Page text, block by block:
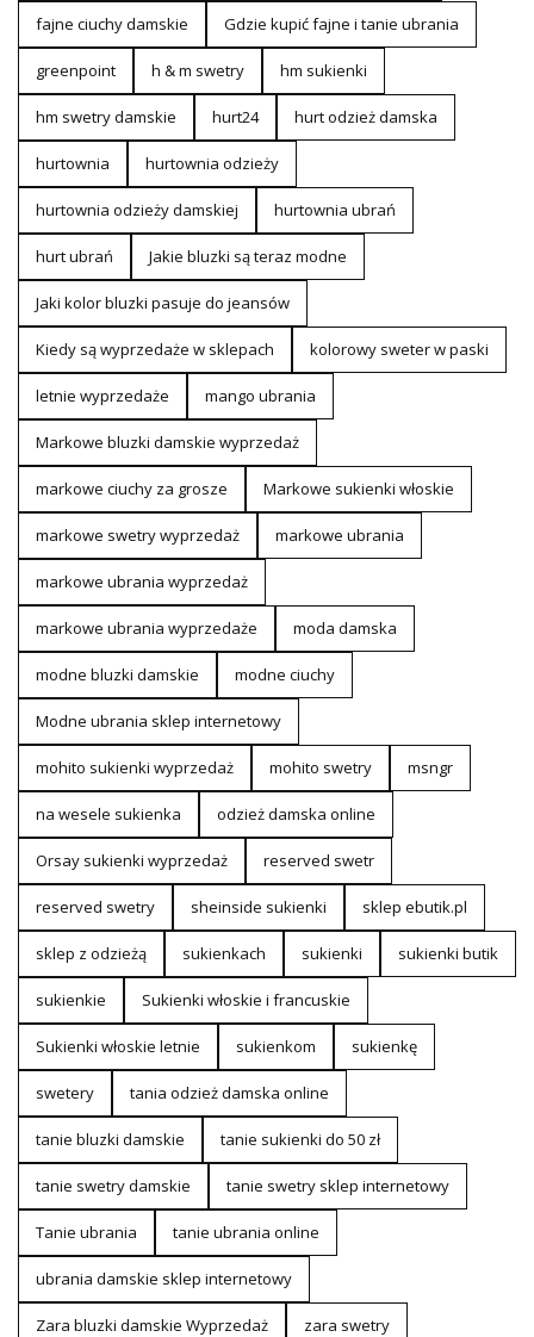
fajne ciuchy damskie Gdzie kupić fajne i tanie ubrania
greenpoint h & m swetry hm sukienki
hm swetry damskie hurt24 hurt odzież damska
hurtownia hurtownia odzieży
hurtownia odzieży damskiej hurtownia ubrań
hurt ubrań Jakie bluzki są teraz modne
Jaki kolor bluzki pasuje do jeansów
Kiedy są wyprzedaże w sklepach kolorowy sweter w paski
letnie wyprzedaże mango ubrania
Markowe bluzki damskie wyprzedaż
markowe ciuchy za grosze Markowe sukienki włoskie
markowe swetry wyprzedaż markowe ubrania
markowe ubrania wyprzedaż
markowe ubrania wyprzedaże moda damska
modne bluzki damskie modne ciuchy
Modne ubrania sklep internetowy
mohito sukienki wyprzedaż mohito swetry msngr
na wesele sukienka odzież damska online
Orsay sukienki wyprzedaż reserved swetr
reserved swetry sheinside sukienki sklep ebutik.pl
sklep z odzieżą sukienkach sukienki sukienki butik
sukienkie Sukienki włoskie i francuskie
Sukienki włoskie letnie sukienkom sukienkę
swetery tania odzież damska online
tanie bluzki damskie tanie sukienki do 50 zł
tanie swetry damskie tanie swetry sklep internetowy
Tanie ubrania tanie ubrania online
ubrania damskie sklep internetowy
Zara bluzki damskie Wyprzedaż zara swetry